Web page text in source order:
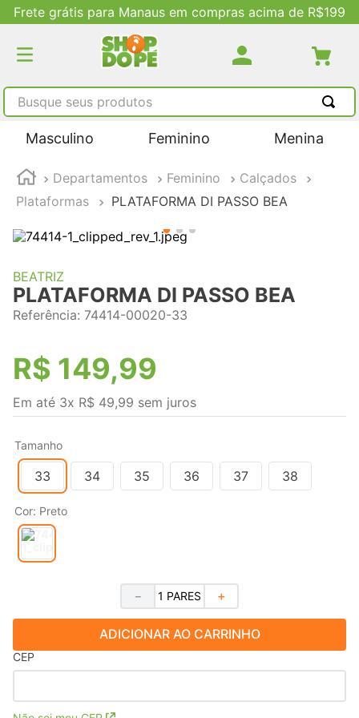
Frete grátis para Manaus em compras acima de R$199
Busque seus produtos
Masculino Feminino Menina
Departamentos Feminino
Calçados
Plataformas
PLATAFORMA DI PASSO BEA
BEATRIZ
PLATAFORMA DI PASSO BEA
Referência: 74414-00020-33
R$ 149,99
Em até 3x R$ 49,99 sem juros
Tamanho
33 34 35 36 37 38
Cor: Preto
＋
－
ADICIONAR AO CARRINHO
CEP
TERMOS MAIS BUSCADOS
2
tenis feminino
4º
adidas
5º tenis